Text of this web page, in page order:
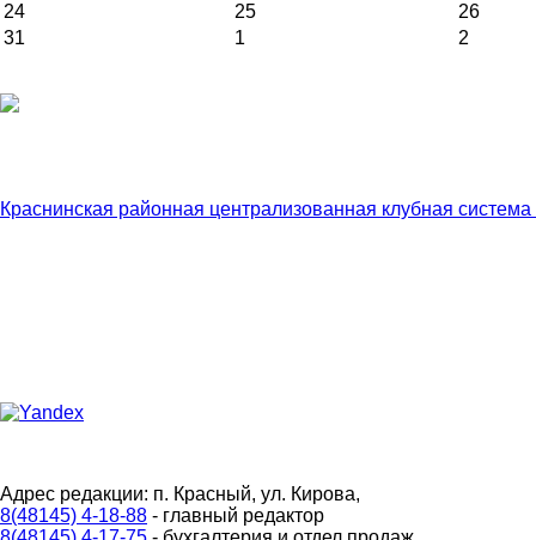
24
25
26
31
1 2
Краснинская районная централизованная клубная
Адрес редакции: п. Красный, ул. Кирова,
8(48145) 4-18-88 - главный редактор